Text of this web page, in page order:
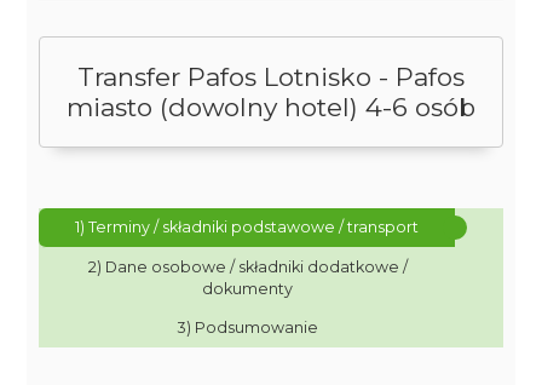
Transfer Pafos Lotnisko - Pafos
miasto (dowolny hotel) 4-6 osób
1) Terminy / składniki podstawowe / transport
2) Dane osobowe / składniki dodatkowe /
dokumenty
3) Podsumowanie